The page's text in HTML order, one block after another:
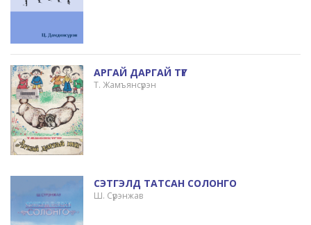
АРГАЙ ДАРГАЙ ТҮГ
Т. Жамъянсүрэн
СЭТГЭЛД ТАТСАН СОЛОНГО
Ш. Сүрэнжав